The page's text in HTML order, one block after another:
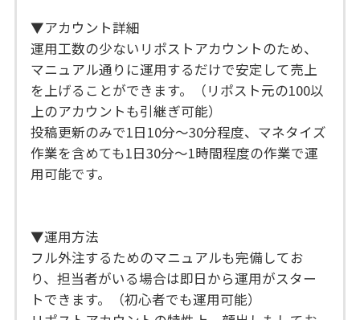
▼アカウント詳細
運用工数の少ないリポストアカウントのため、
マニュアル通りに運用するだけで安定して売上
を上げることができます。（リポスト元の100以
上のアカウントも引継ぎ可能）
投稿更新のみで1日10分〜30分程度、マネタイズ
作業を含めても1日30分〜1時間程度の作業で運
用可能です。
▼運用方法
フル外注するためのマニュアルも完備してお
り、担当者がいる場合は即日から運用がスター
トできます。（初心者でも運用可能）